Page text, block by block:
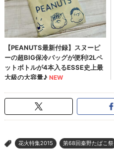
> 花火特集2015 第68回秦野たばこ祭